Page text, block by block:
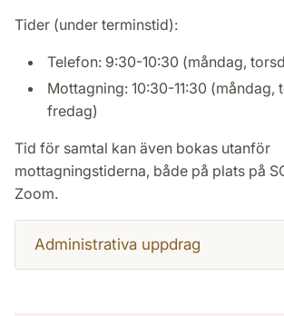
Tider (under terminstid):
Telefon: 9:30-10:30 (måndag,
Mottagning: 10:30-11:30 (måndag,
fredag)
Tid för samtal kan även bokas utanför
mottagningstiderna, både på plats på
Zoom.
Administrativa uppdrag